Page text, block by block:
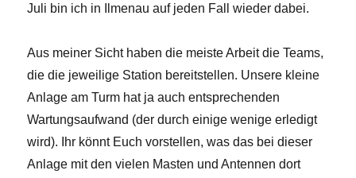
Juli bin ich in Ilmenau auf jeden Fall wieder dabei.
Aus meiner Sicht haben die meiste Arbeit die Teams,
die die jeweilige Station bereitstellen. Unsere kleine
Anlage am Turm hat ja auch entsprechenden
Wartungsaufwand (der durch einige wenige erledigt
wird). Ihr könnt Euch vorstellen, was das bei dieser
Anlage mit den vielen Masten und Antennen dort